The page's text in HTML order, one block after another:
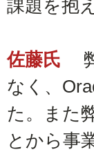
課題を抱
佐藤氏
なく、
た。また
とから事